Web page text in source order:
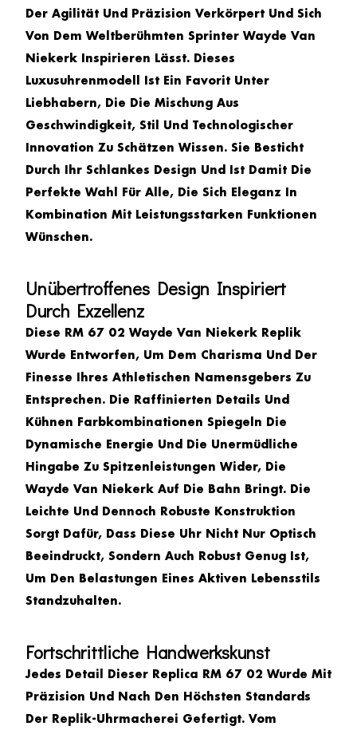
Der Agilität Und Präzision Verkörpert Und Sich
Von Dem Weltberühmten Sprinter Wayde Van
Niekerk Inspirieren Lässt. Dieses
Luxusuhrenmodell Ist Ein Favorit Unter
Liebhabern, Die Die Mischung Aus
Geschwindigkeit, Stil Und Technologischer
Innovation Zu Schätzen Wissen. Sie Besticht
Durch Ihr Schlankes Design Und Ist Damit Die
Perfekte Wahl Für Alle, Die Sich Eleganz In
Kombination Mit Leistungsstarken Funktionen
Wünschen.
Unübertroffenes Design Inspiriert
Durch Exzellenz
Diese RM 67 02 Wayde Van Niekerk Replik
Wurde Entworfen, Um Dem Charisma Und Der
Finesse Ihres Athletischen Namensgebers Zu
Entsprechen. Die Raffinierten Details Und
Kühnen Farbkombinationen Spiegeln Die
Dynamische Energie Und Die Unermüdliche
Hingabe Zu Spitzenleistungen Wider, Die
Wayde Van Niekerk Auf Die Bahn Bringt. Die
Leichte Und Dennoch Robuste Konstruktion
Sorgt Dafür, Dass Diese Uhr Nicht Nur Optisch
Beeindruckt, Sondern Auch Robust Genug Ist,
Um Den Belastungen Eines Aktiven Lebensstils
Standzuhalten.
Fortschrittliche Handwerkskunst
Jedes Detail Dieser Replica RM 67 02 Wurde Mit
Präzision Und Nach Den Höchsten Standards
Der Replik-Uhrmacherei Gefertigt. Vom